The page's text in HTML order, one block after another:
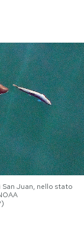
Juan, nello stato